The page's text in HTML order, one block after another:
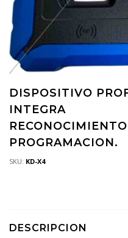
DISPOSITIVO
INTEGRA
PROGRAMACION.
SKU: KD-X4
DESCRIPCION